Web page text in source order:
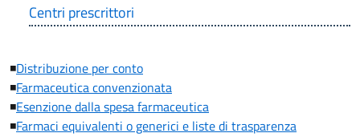
Centri prescrittori
◾Distribuzione per conto
◾Farmaceutica convenzionata
◾Esenzione dalla spesa farmaceutica
◾Farmaci equivalenti o generici e liste di trasparenza